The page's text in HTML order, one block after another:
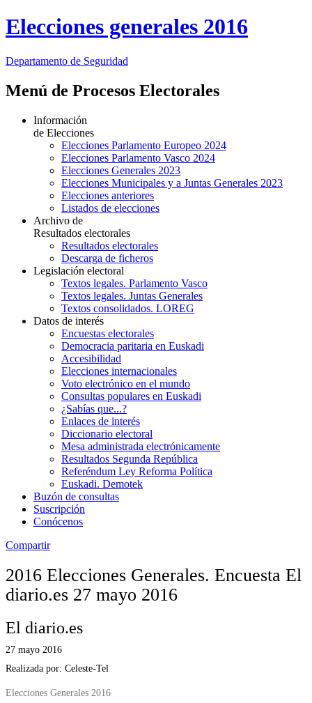
Elecciones generales 2016
Departamento de Seguridad
Menú de Procesos Electorales
Información
de Elecciones
Elecciones Parlamento Europeo 2024
Elecciones Parlamento Vasco 2024
Elecciones Generales 2023
Elecciones Municipales y a Juntas Generales 2023
Elecciones anteriores
Listados de elecciones
Archivo de
Resultados electorales
Resultados electorales
Descarga de ficheros
Legislación electoral
Textos legales. Parlamento Vasco
Textos legales. Juntas Generales
Textos consolidados. LOREG
Datos de interés
Encuestas electorales
Democracia paritaria en Euskadi
Accesibilidad
Elecciones internacionales
Voto electrónico en el mundo
Consultas populares en Euskadi
¿Sabías que...?
Enlaces de interés
Diccionario electoral
Mesa administrada electrónicamente
Resultados Segunda República
Referéndum Ley Reforma Política
Euskadi. Demotek
Buzón de consultas
Suscripción
Conócenos
Compartir
2016 Elecciones Generales. Encuesta El
diario.es 27 mayo 2016
El diario.es
27 mayo 2016
Realizada por: Celeste-Tel
Elecciones Generales 2016